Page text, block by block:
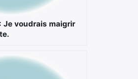
Je voudrais maigrir